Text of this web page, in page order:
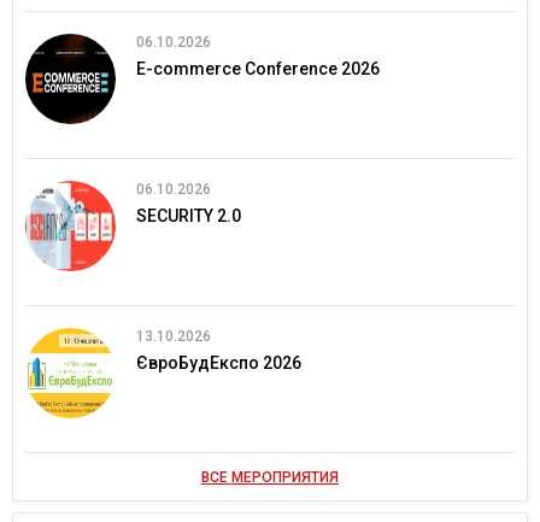
06.10.2026
E-commerce Conference 2026
06.10.2026
SECURITY 2.0
13.10.2026
ЄвроБудЕкспо 2026
ВСЕ МЕРОПРИЯТИЯ